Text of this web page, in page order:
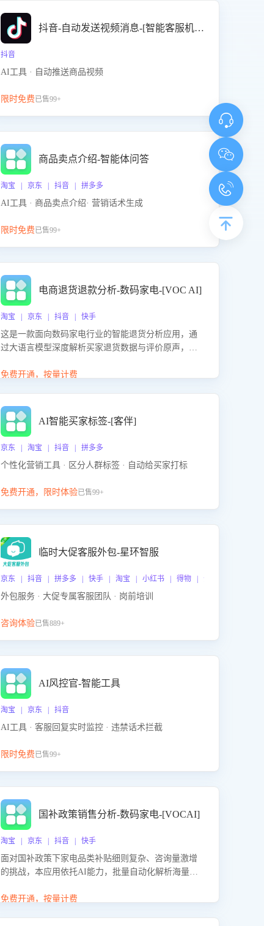
抖音-自动发送视频消息-[智能客服机器人]
抖音
AI工具 · 自动推送商品视频
限时免费已售99+
商品卖点介绍-智能体问答
淘宝 | 京东 | 抖音 | 拼多多
AI工具 · 商品卖点介绍· 营销话术生成
限时免费已售99+
电商退货退款分析-数码家电-[VOC AI]
淘宝 | 京东 | 抖音 | 快手
这是一款面向数码家电行业的智能退货分析应用，通
过大语言模型深度解析买家退货数据与评价原声，精
因，并输出可落地的改进建议，通过挖掘用户痛点驱
免费开通，按量计费
AI智能买家标签-[客伴]
京东 | 淘宝 | 抖音 | 拼多多
个性化营销工具 · 区分人群标签 · 自动给买家打标
免费开通，限时体验已售99+
临时大促客服外包-星环智服
京东 | 抖音 | 拼多多 | 快手 | 淘宝 | 小红书 | 得物 | 企业微信
外包服务 · 大促专属客服团队 · 岗前培训
咨询体验已售889+
AI风控官-智能工具
淘宝 | 京东 | 抖音
AI工具 · 客服回复实时监控 · 违禁话术拦截
限时免费已售99+
国补政策销售分析-数码家电-[VOCAI]
淘宝 | 京东 | 抖音 | 快手
面对国补政策下家电品类补贴细则复杂、咨询量激增
的挑战，本应用依托AI能力，批量自动化解析海量客
政策的关注焦点与购买意向，深度洞察决策动因。同
免费开通，按量计费